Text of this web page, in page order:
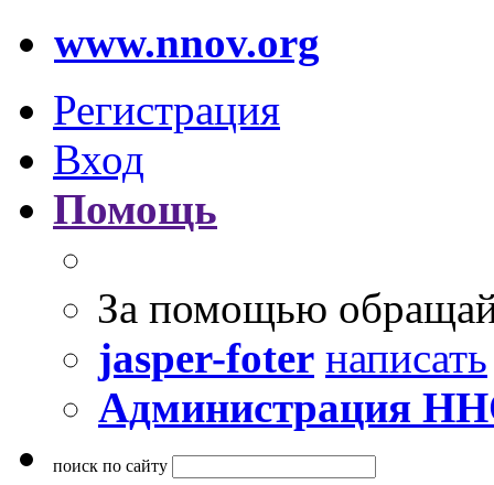
www.nnov.org
Регистрация
Вход
Помощь
За помощью
jasper-foter написать
Администрация
поиск по сайту